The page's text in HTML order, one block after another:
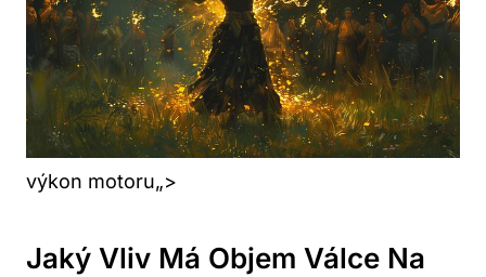
výkon motoru„>
Jaký Vliv​ Má Objem Válce Na